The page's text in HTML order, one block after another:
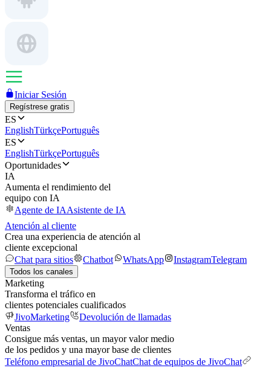
Iniciar Sesión
Regístrese gratis
ES
EnglishTürkçePortuguês
ES
EnglishTürkçePortuguês
Oportunidades
IA
Aumenta el rendimiento del
equipo con IA
Agente de IAAsistente de IA
Atención al cliente
Crea una experiencia de atención al
cliente excepcional
Chat para sitios
Chatbot WhatsApp InstagramTelegram
Todos los canales
Marketing
Transforma el tráfico en
clientes potenciales cualificados
JivoMarketing
Devolución de llamadas
Ventas
Consigue más ventas, un mayor valor medio
de los pedidos y una mayor base de clientes
Teléfono empresarial de JivoChatChat de equipos de JivoChat